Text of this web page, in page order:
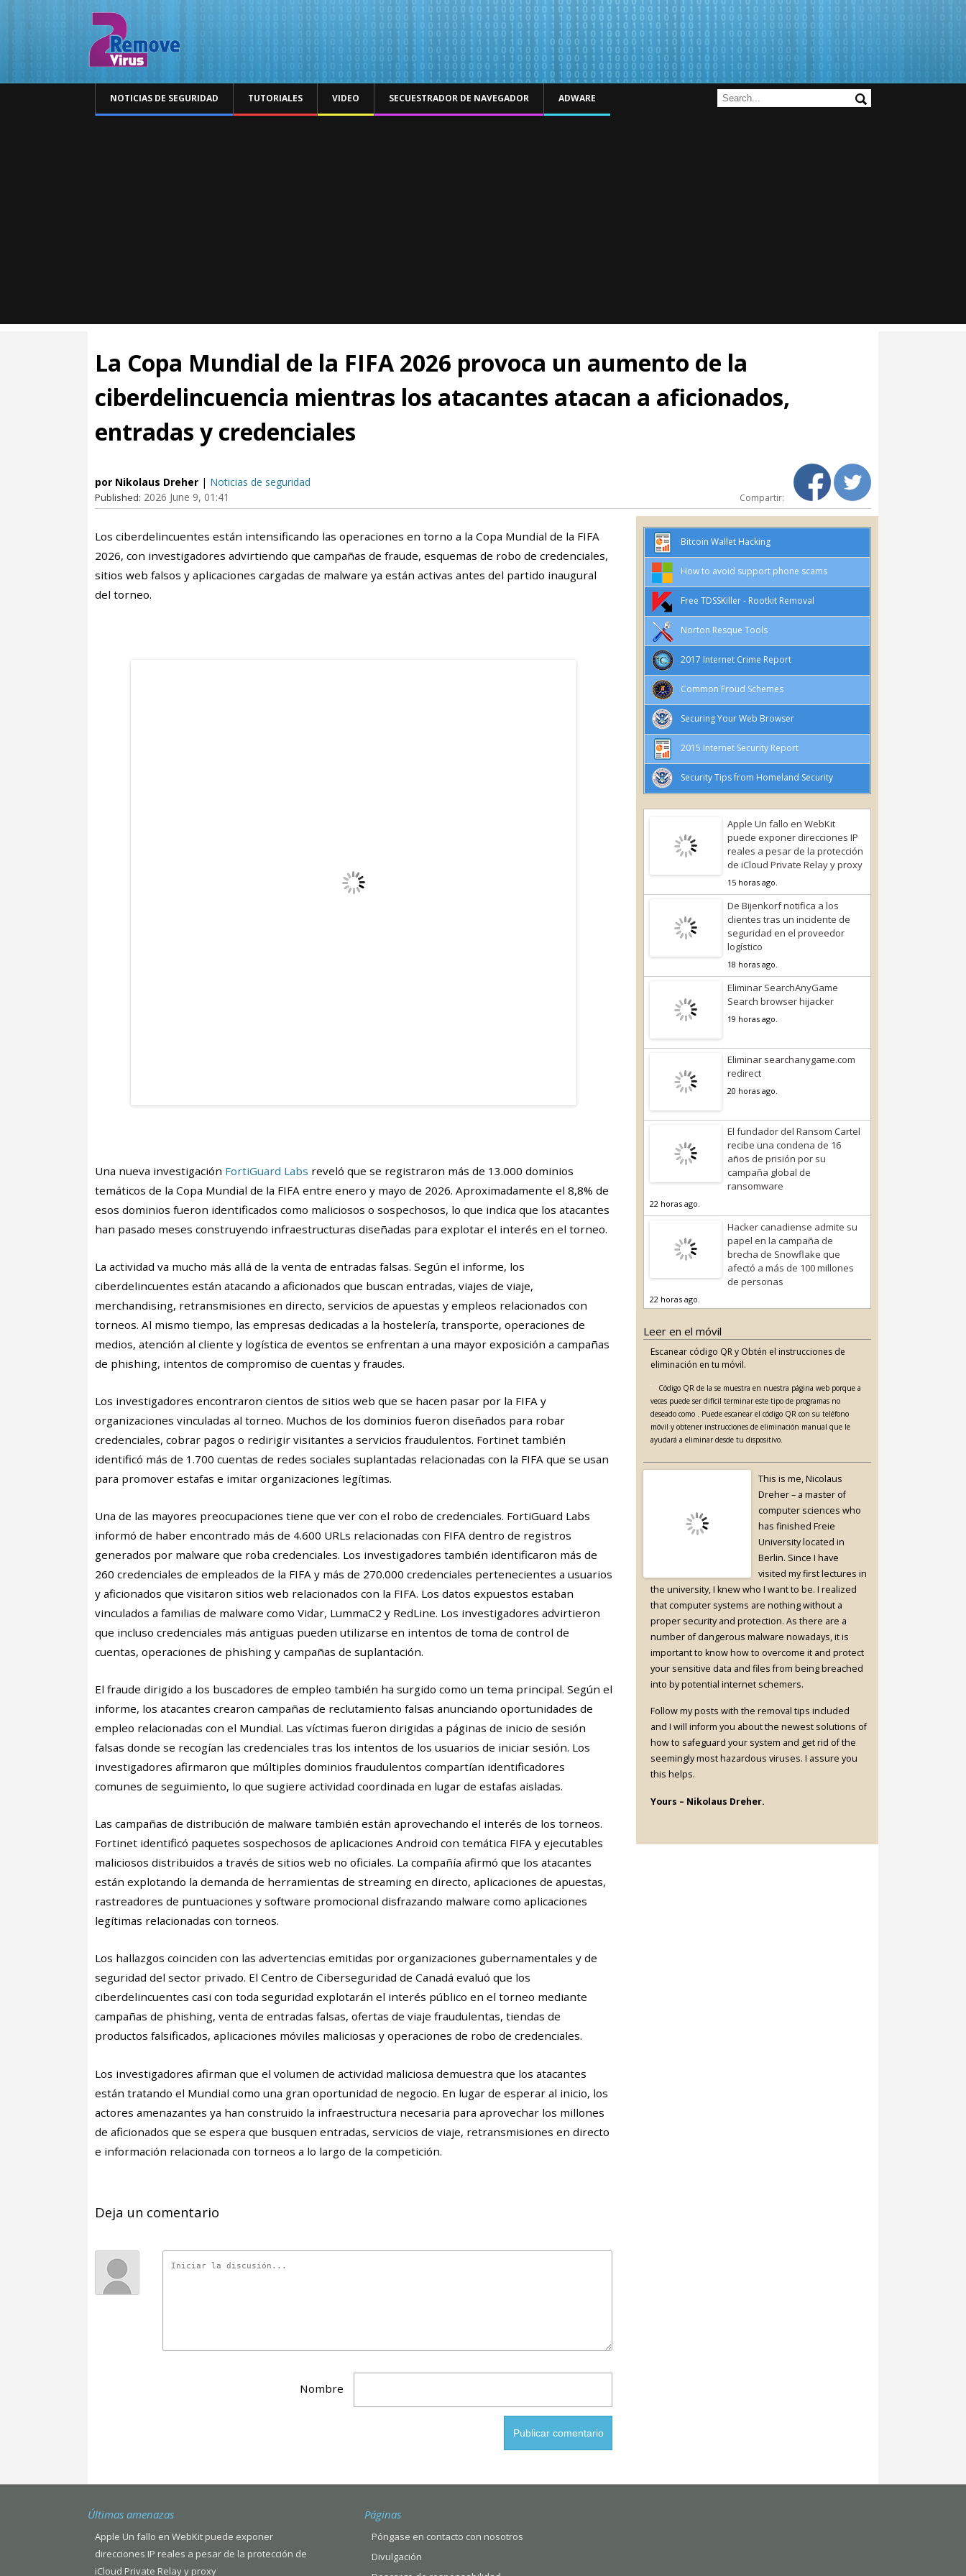
NOTICIAS DE SEGURIDAD TUTORIALES VIDEO SECUESTRADOR DE NAVEGADOR ADWARE
La Copa Mundial de la FIFA 2026 provoca un aumento de la
ciberdelincuencia mientras los atacantes atacan a aficionados,
entradas y credenciales
por Nikolaus Dreher | Noticias de seguridad
Published: 2026 June 9, 01:41 Compartir:
Los ciberdelincuentes están intensificando las operaciones en torno a la Copa Mundial de la FIFA
2026, con investigadores advirtiendo que campañas de fraude, esquemas de robo de credenciales,
sitios web falsos y aplicaciones cargadas de malware ya están activas antes del partido inaugural
del torneo.
Una nueva investigación FortiGuard Labs reveló que se registraron más de 13.000 dominios
temáticos de la Copa Mundial de la FIFA entre enero y mayo de 2026. Aproximadamente el 8,8% de
esos dominios fueron identificados como maliciosos o sospechosos, lo que indica que los atacantes
han pasado meses construyendo infraestructuras diseñadas para explotar el interés en el torneo.
La actividad va mucho más allá de la venta de entradas falsas. Según el informe, los
ciberdelincuentes están atacando a aficionados que buscan entradas, viajes de viaje,
merchandising, retransmisiones en directo, servicios de apuestas y empleos relacionados con
torneos. Al mismo tiempo, las empresas dedicadas a la hostelería, transporte, operaciones de
medios, atención al cliente y logística de eventos se enfrentan a una mayor exposición a campañas
de phishing, intentos de compromiso de cuentas y fraudes.
Los investigadores encontraron cientos de sitios web que se hacen pasar por la FIFA y
organizaciones vinculadas al torneo. Muchos de los dominios fueron diseñados para robar
credenciales, cobrar pagos o redirigir visitantes a servicios fraudulentos. Fortinet también
identificó más de 1.700 cuentas de redes sociales suplantadas relacionadas con la FIFA que se usan
para promover estafas e imitar organizaciones legítimas.
Una de las mayores preocupaciones tiene que ver con el robo de credenciales. FortiGuard Labs
informó de haber encontrado más de 4.600 URLs relacionadas con FIFA dentro de registros
generados por malware que roba credenciales. Los investigadores también identificaron más de
260 credenciales de empleados de la FIFA y más de 270.000 credenciales pertenecientes a usuarios
y aficionados que visitaron sitios web relacionados con la FIFA. Los datos expuestos estaban
vinculados a familias de malware como Vidar, LummaC2 y RedLine. Los investigadores advirtieron
que incluso credenciales más antiguas pueden utilizarse en intentos de toma de control de
cuentas, operaciones de phishing y campañas de suplantación.
El fraude dirigido a los buscadores de empleo también ha surgido como un tema principal. Según el
informe, los atacantes crearon campañas de reclutamiento falsas anunciando oportunidades de
empleo relacionadas con el Mundial. Las víctimas fueron dirigidas a páginas de inicio de sesión
falsas donde se recogían las credenciales tras los intentos de los usuarios de iniciar sesión. Los
investigadores afirmaron que múltiples dominios fraudulentos compartían identificadores
comunes de seguimiento, lo que sugiere actividad coordinada en lugar de estafas aisladas.
Las campañas de distribución de malware también están aprovechando el interés de los torneos.
Fortinet identificó paquetes sospechosos de aplicaciones Android con temática FIFA y ejecutables
maliciosos distribuidos a través de sitios web no oficiales. La compañía afirmó que los atacantes
están explotando la demanda de herramientas de streaming en directo, aplicaciones de apuestas,
rastreadores de puntuaciones y software promocional disfrazando malware como aplicaciones
legítimas relacionadas con torneos.
Los hallazgos coinciden con las advertencias emitidas por organizaciones gubernamentales y de
seguridad del sector privado. El Centro de Ciberseguridad de Canadá evaluó que los
ciberdelincuentes casi con toda seguridad explotarán el interés público en el torneo mediante
campañas de phishing, venta de entradas falsas, ofertas de viaje fraudulentas, tiendas de
productos falsificados, aplicaciones móviles maliciosas y operaciones de robo de credenciales.
Los investigadores afirman que el volumen de actividad maliciosa demuestra que los atacantes
están tratando el Mundial como una gran oportunidad de negocio. En lugar de esperar al inicio, los
actores amenazantes ya han construido la infraestructura necesaria para aprovechar los millones
de aficionados que se espera que busquen entradas, servicios de viaje, retransmisiones en directo
e información relacionada con torneos a lo largo de la competición.
Deja un comentario
Nombre
Bitcoin Wallet Hacking
How to avoid support phone scams
Free TDSSKiller - Rootkit Removal
Norton Resque Tools
2017 Internet Crime Report
Common Froud Schemes
Securing Your Web Browser
2015 Internet Security Report
Security Tips from Homeland Security
Apple Un fallo en WebKit
puede exponer direcciones IP
reales a pesar de la protección
de iCloud Private Relay y proxy
15 horas ago.
De Bijenkorf notifica a los
clientes tras un incidente de
seguridad en el proveedor
logístico
18 horas ago.
Eliminar SearchAnyGame
Search browser hijacker
19 horas ago.
Eliminar searchanygame.com
redirect
20 horas ago.
El fundador del Ransom Cartel
recibe una condena de 16
años de prisión por su
campaña global de
ransomware
22 horas ago.
Hacker canadiense admite su
papel en la campaña de
brecha de Snowflake que
afectó a más de 100 millones
de personas
22 horas ago.
Leer en el móvil
Escanear código QR y Obtén el instrucciones de
eliminación en tu móvil.
Código QR de la se muestra en nuestra página web porque a
veces puede ser difícil terminar este tipo de programas no
deseado como . Puede escanear el código QR con su teléfono
móvil y obtener instrucciones de eliminación manual que le
ayudará a eliminar desde tu dispositivo.
This is me, Nicolaus
Dreher – a master of
computer sciences who
has finished Freie
University located in
Berlin. Since I have
visited my first lectures in
the university, I knew who I want to be. I realized
that computer systems are nothing without a
proper security and protection. As there are a
number of dangerous malware nowadays, it is
important to know how to overcome it and protect
your sensitive data and files from being breached
into by potential internet schemers.
Follow my posts with the removal tips included
and I will inform you about the newest solutions of
how to safeguard your system and get rid of the
seemingly most hazardous viruses. I assure you
this helps.
Yours – Nikolaus Dreher.
Últimas amenazas
Apple Un fallo en WebKit puede exponer
direcciones IP reales a pesar de la protección de
iCloud Private Relay y proxy
Páginas
Póngase en contacto con nosotros
Divulgación